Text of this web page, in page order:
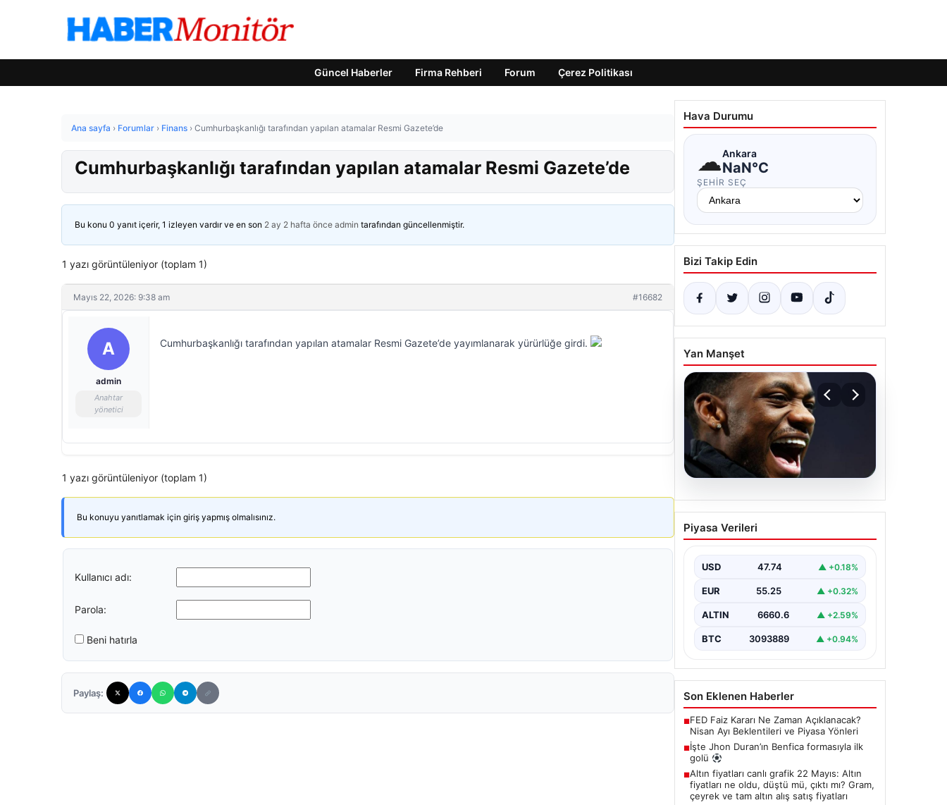
Güncel Haberler Firma Rehberi Forum Çerez Politikası
Ana sayfa › Forumlar › Finans › Cumhurbaşkanlığı tarafından yapılan atamalar Resmi Gazete’de
Cumhurbaşkanlığı tarafından yapılan atamalar Resmi Gazete’de
Bu konu 0 yanıt içerir, 1 izleyen vardır ve en son 2 ay 2 hafta önce admin tarafından güncellenmiştir.
1 yazı görüntüleniyor (toplam 1)
Mayıs 22, 2026: 9:38 am #16682
A
admin
Anahtar
yönetici
Cumhurbaşkanlığı tarafından yapılan atamalar Resmi Gazete’de yayımlanarak yürürlüğe girdi.
1 yazı görüntüleniyor (toplam 1)
Bu konuyu yanıtlamak için giriş yapmış olmalısınız.
Kullanıcı adı:
Parola:
Beni hatırla
Paylaş:
Hava Durumu
☁Ankara
NaN°C
ŞEHIR SEÇ
Bizi Takip Edin
Yan Manşet
07.08.2026
İşte Jhon Duran’ın Benfica
formasıyla ilk golü
Piyasa Verileri
USD 47.74 ▲ +0.18%
EUR 55.25 ▲ +0.32%
ALTIN 6660.6 ▲ +2.59%
BTC 3093889 ▲ +0.94%
Son Eklenen Haberler
■FED Faiz Kararı Ne Zaman Açıklanacak?
Nisan Ayı Beklentileri ve Piyasa Yönleri
■İşte Jhon Duran’ın Benfica formasıyla ilk
golü
■Altın fiyatları canlı grafik 22 Mayıs: Altın
fiyatları ne oldu, düştü mü, çıktı mı? Gram,
çeyrek ve tam altın alış satış fiyatları